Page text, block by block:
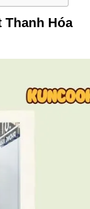
Thanh Hóa